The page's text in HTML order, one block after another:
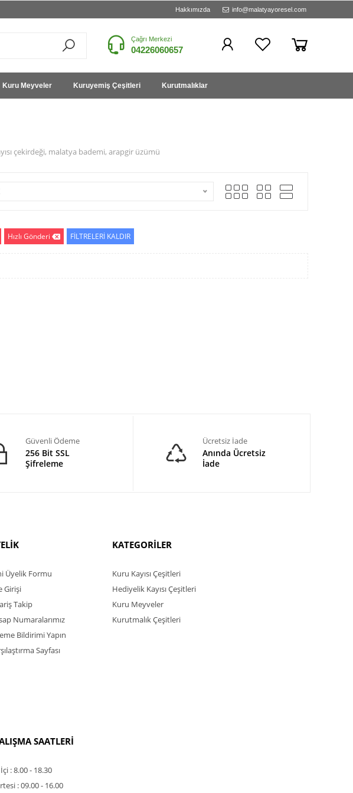
Hakkımızda info@malatyayoresel.com
Çağrı Merkezi
04226060657
Kuru Meyveler Kuruyemiş Çeşitleri Kurutmalıklar
çekirdeği, malatya bademi, arapgir üzümü
Hızlı Gönderi FİLTRELERİ KALDIR
Güvenli Ödeme
256 Bit SSL
Şifreleme
Ücretsiz İade
Anında Ücretsiz
İade
Üyelik Formu
Girişi
Takip
Numaralarımız
Bildirimi Yapın
Sayfası
KATEGORİLER
Kuru Kayısı Çeşitleri
Hediyelik Kayısı Çeşitleri
Kuru Meyveler
Kurutmalık Çeşitleri
SAATLERİ
: 8.00 - 18.30
: 09.00 - 16.00